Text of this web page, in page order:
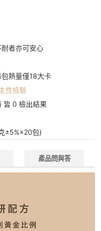
者亦可安心
熱量僅18大卡
性檢驗
皆 0 檢出結果
±5%×20包)
產品問與答